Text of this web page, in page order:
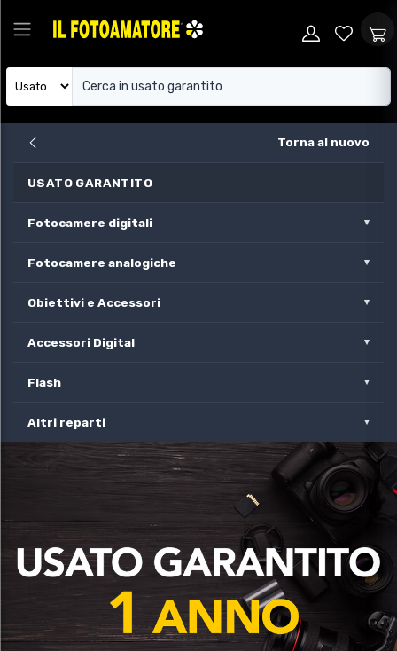
Torna al nuovo
USATO GARANTITO
Fotocamere digitali
Fotocamere analogiche
Obiettivi e Accessori
Accessori Digital
Flash
Altri reparti